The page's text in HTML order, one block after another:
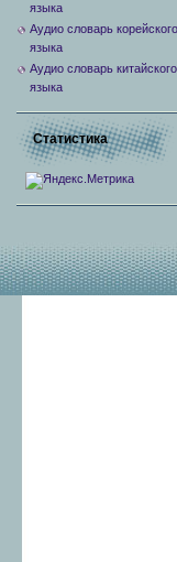
языка
Аудио словарь корейского
языка
Аудио словарь китайского
языка
Статистика